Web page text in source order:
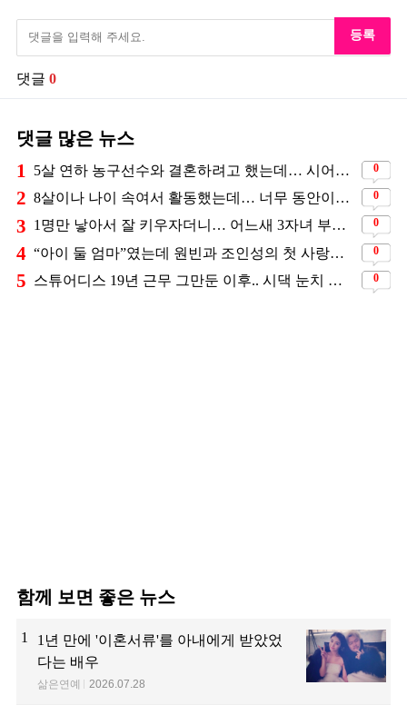
등록
댓글 0
댓글 많은 뉴스
1 5살 연하 농구선수와 결혼하려고 했는데… 시어머니의 결혼반대에 부딛혔던 아이돌 0
2 8살이나 나이 속여서 활동했는데… 너무 동안이라서 아무도 의심 안 했다는 배우 0
3 1명만 낳아서 잘 키우자더니… 어느새 3자녀 부모 된 스타커플 ❤️ 0
4 “아이 둘 엄마”였는데 원빈과 조인성의 첫 사랑이었던 배우 0
5 스튜어디스 19년 근무 그만둔 이후.. 시댁 눈치 보고 있다는 연예인의 아내 0
함께 보면 좋은 뉴스
1
1년 만에 '이혼서류'를 아내에게 받았었
다는 배우
삶은연예 2026.07.28